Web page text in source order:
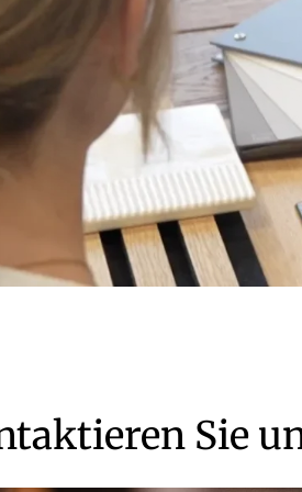
Sie